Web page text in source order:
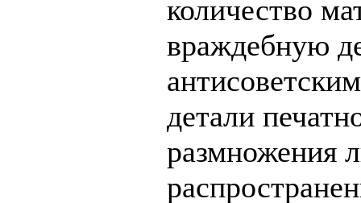
количество
враждебную
детали
размножения